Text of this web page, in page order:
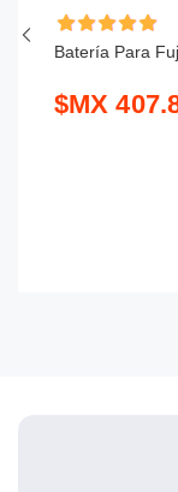
Batería Para
$MX